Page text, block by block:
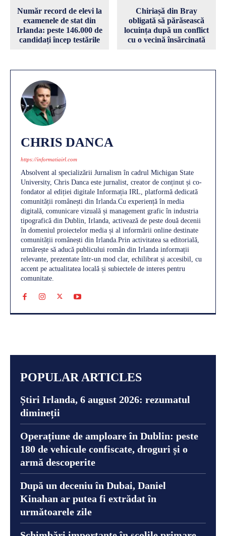
Număr record de elevi la
examenele de stat din
Irlanda: peste 146.000 de
candidați încep testările
Chiriașă din Bray
obligată să părăsească
locuința după un conflict
cu o vecină însărcinată
CHRIS DANCA
https://informatiairl.com
Absolvent al specializării Jurnalism în cadrul Michigan State
University, Chris Danca este jurnalist, creator de conținut și co-
fondator al ediției digitale Informația IRL, platformă dedicată
comunității românești din Irlanda.Cu experiență în media
digitală, comunicare vizuală și management grafic în industria
tipografică din Dublin, Irlanda, activează de peste două decenii
în domeniul proiectelor media și al informării online destinate
comunității românești din Irlanda.Prin activitatea sa editorială,
urmărește să aducă publicului român din Irlanda informații
relevante, prezentate într-un mod clar, echilibrat și accesibil, cu
accent pe actualitatea locală și subiectele de interes pentru
comunitate.
POPULAR ARTICLES
Știri Irlanda, 6 august 2026: rezumatul
dimineții
Operațiune de amploare în Dublin: peste
180 de vehicule confiscate, droguri și o
armă descoperite
După un deceniu în Dubai, Daniel
Kinahan ar putea fi extrădat în
următoarele zile